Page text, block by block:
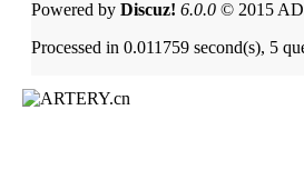
Powered by Discuz! 6.0.0 © 2015
Processed in 0.011759 second(s), 5